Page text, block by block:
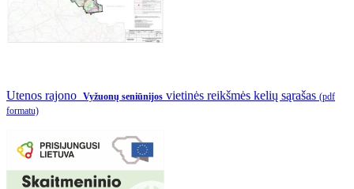
Utenos rajono Vyžuonų seniūnijos vietinės reikšmės kelių sąrašas (pdf
formatu)